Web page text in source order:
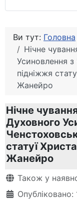
Ви тут: Головна
Нічне
Усиновлення
підніжжя
Жанейро
Нічне
Духовного
статуї
Жанейро
Деталі
Також у
Опубліковано: